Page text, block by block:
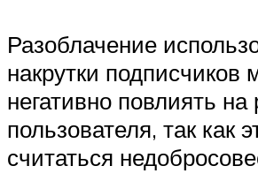
Разоблачение
накрутки подписчиков
негативно повлиять
пользователя, так как
считаться